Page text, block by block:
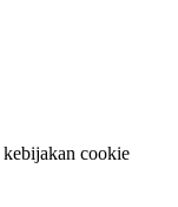
kebijakan cookie